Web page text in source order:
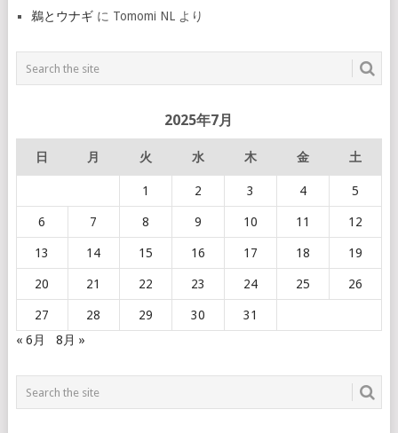
鵜とウナギに Tomomi NLより
2025年7月
日 月 火 水 木 金 土
1 2 3 4 5
6 7 8 9 10 11 12
13 14 15 16 17 18 19
20 21 22 23 24 25 26
27 28 29 30
31
« 6月
8月 »